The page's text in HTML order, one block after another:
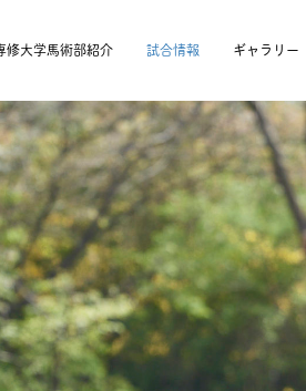
修大学馬術部紹介 試合情報 ギャラリー